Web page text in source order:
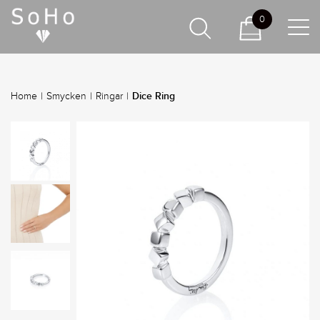
Home | Smycken | Ringar | Dice Ring
0